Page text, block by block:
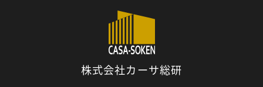
株式会社カーサ総研